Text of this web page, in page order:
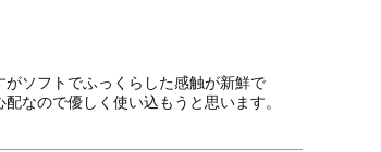
ソフトでふっくらした感触が新鮮で
なので優しく使い込もうと思います。